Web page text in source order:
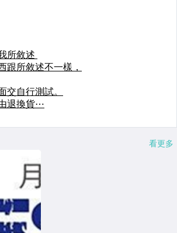
看更多